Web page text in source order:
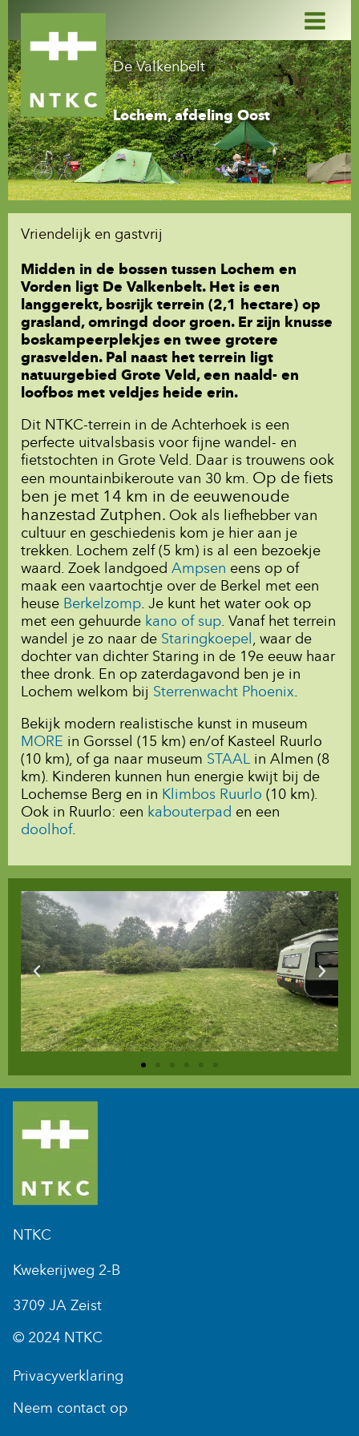
de
inhoud
De Valkenbelt
Lochem, afdeling Oost
Vriendelijk en gastvrij
Midden in de bossen tussen Lochem en
Vorden ligt De Valkenbelt. Het is een
langgerekt, bosrijk terrein (2,1 hectare) op
grasland, omringd door groen. Er zijn knusse
boskampeerplekjes en twee grotere
grasvelden. Pal naast het terrein ligt
natuurgebied Grote Veld, een naald- en
loofbos met veldjes heide erin.
Dit NTKC-terrein in de Achterhoek is een
perfecte uitvalsbasis voor fijne wandel- en
fietstochten in Grote Veld. Daar is trouwens ook
een mountainbikeroute van 30 km. Op de fiets
ben je met 14 km in de eeuwenoude
hanzestad Zutphen. Ook als liefhebber van
cultuur en geschiedenis kom je hier aan je
trekken. Lochem zelf (5 km) is al een bezoekje
waard. Zoek landgoed Ampsen eens op of
maak een vaartochtje over de Berkel met een
heuse Berkelzomp. Je kunt het water ook op
met een gehuurde kano of sup. Vanaf het terrein
wandel je zo naar de Staringkoepel , waar de
dochter van dichter Staring in de 19e eeuw haar
thee dronk. En op zaterdagavond ben je in
Lochem welkom bij Sterrenwacht Phoenix.
Bekijk modern realistische kunst in museum
MORE in Gorssel (15 km) en/of Kasteel Ruurlo
(10 km), of ga naar museum STAALin Almen (8
km). Kinderen kunnen hun energie kwijt bij de
Lochemse Berg en in Klimbos Ruurlo (10 km).
Ook in Ruurlo: een kabouterpad en een
doolhof.
NTKC
Kwekerijweg 2-B
3709 JA Zeist
© 2024 NTKC
Privacyverklaring
Neem contact op